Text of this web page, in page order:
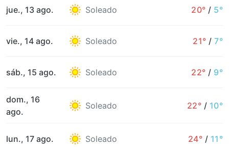
jue., 13 ago. Soleado 20° / 5°
vie., 14 ago. Soleado 21° / 7°
sáb., 15 ago. Soleado 22° / 9°
dom., 16
ago.
Soleado 22° / 10°
lun., 17 ago. Soleado 24° / 11°